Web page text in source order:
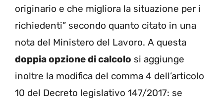
originario e che migliora la situazione per i
richiedenti” secondo quanto citato in una
nota del Ministero del Lavoro. A questa
doppia opzione di calcolo si aggiunge
inoltre la modifica del comma 4 dell’articolo
10 del Decreto legislativo 147/2017: se